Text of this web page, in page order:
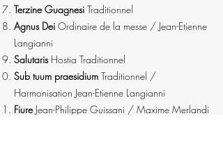
Terzine Guagnesi Traditionnel
Agnus Dei Ordinaire de la messe / Jean-Etienne
Langianni
SalutarisHostia Traditionnel
Sub tuum praesidium Traditionnel /
Harmonisation Jean-Etienne Langianni
FiureJean-Philippe Guissani / Maxime Merlandi